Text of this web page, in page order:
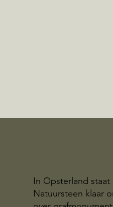
In Opsterland staat
Natuursteen klaar